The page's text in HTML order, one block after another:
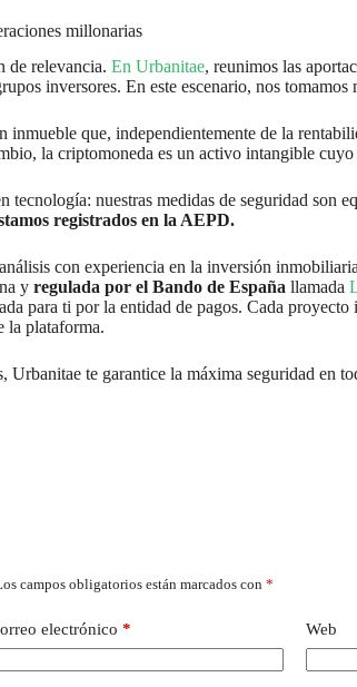
millonarias
de relevancia. En Urbanitae, reunimos las
inversores. En este escenario, nos
inmueble que, independientemente de la
la criptomoneda es un activo intangible
nuestras medidas de seguridad son
registrados en la AEPD.
con experiencia en la inversión
y regulada por el Bando de España llamada
para ti por la entidad de pagos. Cada
la plataforma.
Urbanitae te garantice la máxima seguridad en
campos obligatorios están marcados con*
electrónico * Web